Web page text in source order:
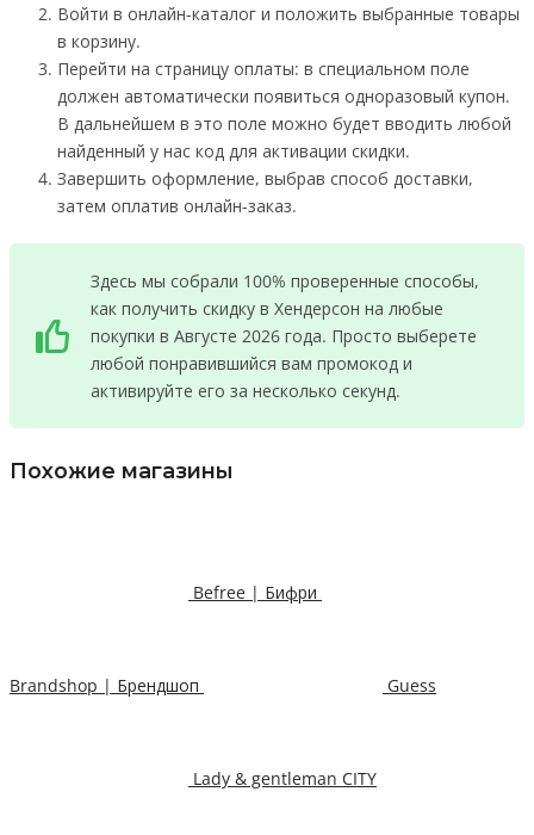
Войти в онлайн-каталог и положить выбранные товары
в корзину.
Перейти на страницу оплаты: в специальном поле
должен автоматически появиться одноразовый купон.
В дальнейшем в это поле можно будет вводить любой
найденный у нас код для активации скидки.
Завершить оформление, выбрав способ доставки,
затем оплатив онлайн-заказ.
Здесь мы собрали 100% проверенные способы,
как получить скидку в Хендерсон на любые
покупки в Августе 2026 года. Просто выберете
любой понравившийся вам промокод и
активируйте его за несколько секунд.
Похожие магазины
Befree | Бифри
Brandshop | Брендшоп Guess
Lady & gentleman CITY